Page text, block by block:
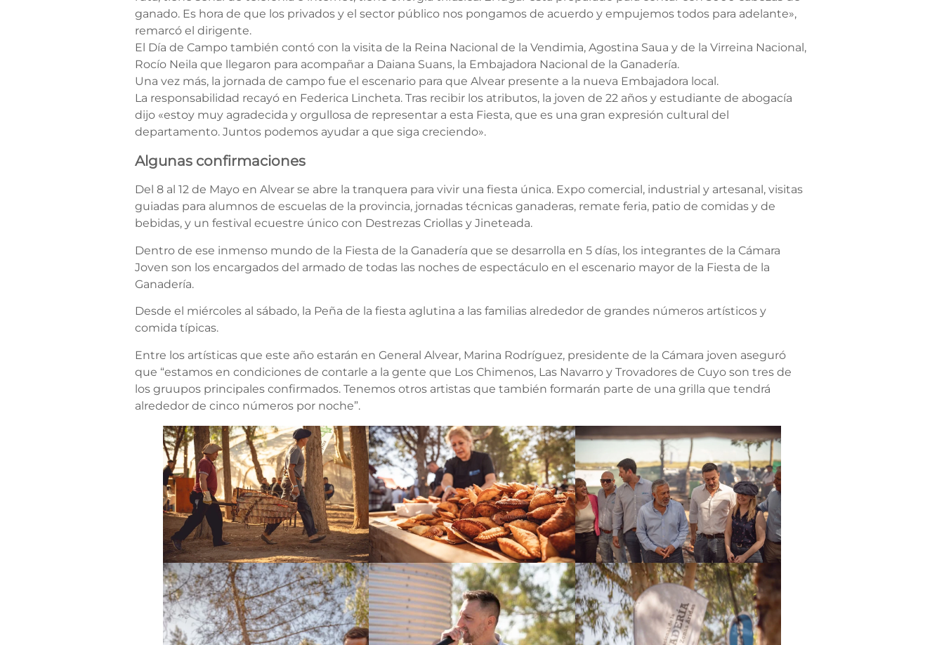
ganado. Es hora de que los privados y el sector público nos pongamos de acuerdo y empujemos todos para adelante»,
remarcó el dirigente.
El Día de Campo también contó con la visita de la Reina Nacional de la Vendimia, Agostina Saua y de la Virreina Nacional,
Rocío Neila que llegaron para acompañar a Daiana Suans, la Embajadora Nacional de la Ganadería.
Una vez más, la jornada de campo fue el escenario para que Alvear presente a la nueva Embajadora local.
La responsabilidad recayó en Federica Lincheta. Tras recibir los atributos, la joven de 22 años y estudiante de abogacía
dijo «estoy muy agradecida y orgullosa de representar a esta Fiesta, que es una gran expresión cultural del
departamento. Juntos podemos ayudar a que siga creciendo».
Algunas confirmaciones
Del 8 al 12 de Mayo en Alvear se abre la tranquera para vivir una fiesta única. Expo comercial, industrial y artesanal, visitas
guiadas para alumnos de escuelas de la provincia, jornadas técnicas ganaderas, remate feria, patio de comidas y de
bebidas, y un festival ecuestre único con Destrezas Criollas y Jineteada.
Dentro de ese inmenso mundo de la Fiesta de la Ganadería que se desarrolla en 5 días, los integrantes de la Cámara
Joven son los encargados del armado de todas las noches de espectáculo en el escenario mayor de la Fiesta de la
Ganadería.
Desde el miércoles al sábado, la Peña de la fiesta aglutina a las familias alrededor de grandes números artísticos y
comida típicas.
Entre los artísticas que este año estarán en General Alvear, Marina Rodríguez, presidente de la Cámara joven aseguró
que “estamos en condiciones de contarle a la gente que Los Chimenos, Las Navarro y Trovadores de Cuyo son tres de
los gruupos principales confirmados. Tenemos otros artistas que también formarán parte de una grilla que tendrá
alrededor de cinco números por noche”.